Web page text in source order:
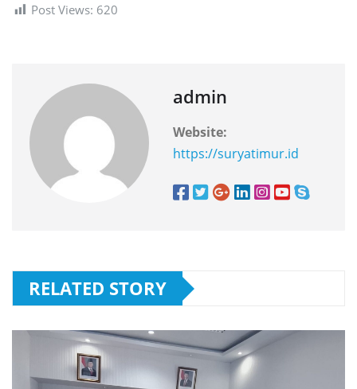
Post Views: 620
admin
Website:
https://suryatimur.id
RELATED STORY